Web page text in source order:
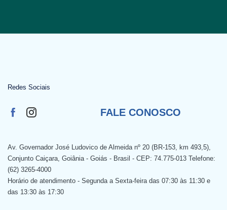
Redes Sociais
FALE CONOSCO
Av. Governador José Ludovico de Almeida nº 20 (BR-153, km 493,5),
Conjunto Caiçara, Goiânia - Goiás - Brasil - CEP: 74.775-013 Telefone:
(62) 3265-4000
Horário de atendimento - Segunda a Sexta-feira das 07:30 às 11:30 e
das 13:30 às 17:30